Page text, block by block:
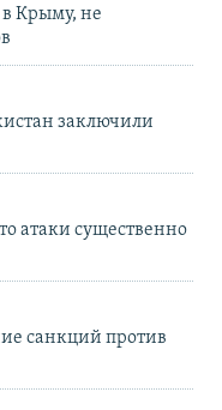
Крыму, не
заключили
атаки существенно
санкций против